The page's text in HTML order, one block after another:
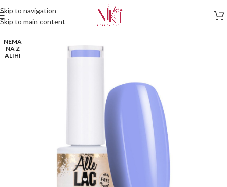
Skip to navigation
Skip to main content
NEMA
NA Z
ALIHI